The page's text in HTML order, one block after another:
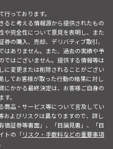
っております。
ると考える情報源から提供されたもの
や完全性について意見を表明し、また
の購入、売却、デリバティブ取引、
はありません。また、過去の実績や予
ではございません。提供する情報等は
に変更または削除されることがござい
してお客様が取った行動の結果に対し
にかかる最終決定は、お客様ご自身の
。
商品・サービス等について言及してい
およびリスクは異なりますので、詳し
価証券等書面」、「目論見書」、「目
トの「リスク・手数料などの重要事項